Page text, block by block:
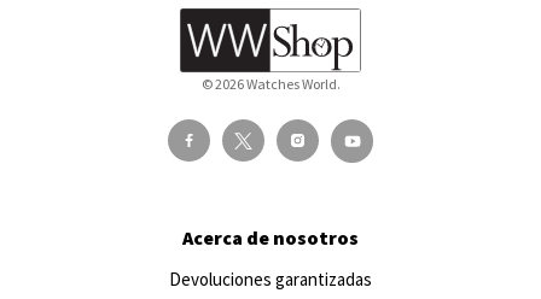
© 2026 Watches World.
Acerca de nosotros
Devoluciones garantizadas